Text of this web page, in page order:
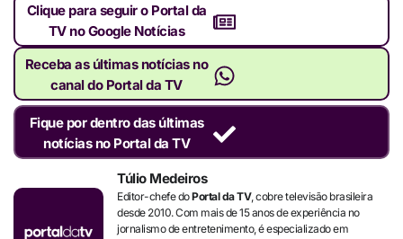
Clique para seguir o Portal da
TV no Google Notícias
Receba as últimas notícias no
canal do Portal da TV
Fique por dentro das últimas
notícias no Portal da TV
Túlio Medeiros
Editor-chefe doPortal da TV, cobre televisão brasileira
desde 2010. Com mais de 15 anos de experiência no
jornalismo de entretenimento, é especializado em